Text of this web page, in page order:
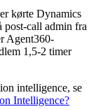
kørte Dynamics
post-call admin fra
Agent360-
1,5-2 timer
intelligence, se
Intelligence?